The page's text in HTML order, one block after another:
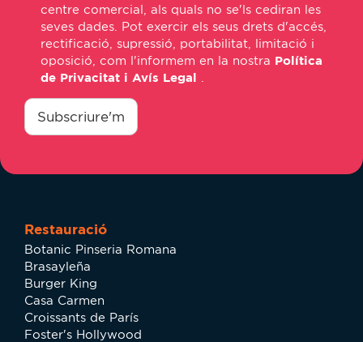
centre comercial, als quals no se'ls cediran les
seves dades. Pot exercir els seus drets d'accés,
rectificació, supressió, portabilitat, limitació i
oposició, com l'informem en la nostra Política
de Privacitat i Avís Legal
consentimiento
Subscriure'm
Restauració
Botanic Pinseria Romana
Brasayleña
Burger King
Casa Carmen
Croissants de París
Foster's Hollywood